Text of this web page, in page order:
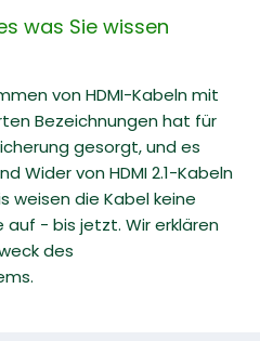
was Sie wissen
von HDMI-Kabeln mit
Bezeichnungen hat für
gesorgt, und es
Wider von HDMI 2.1-Kabeln
weisen die Kabel keine
- bis jetzt. Wir erklären
des